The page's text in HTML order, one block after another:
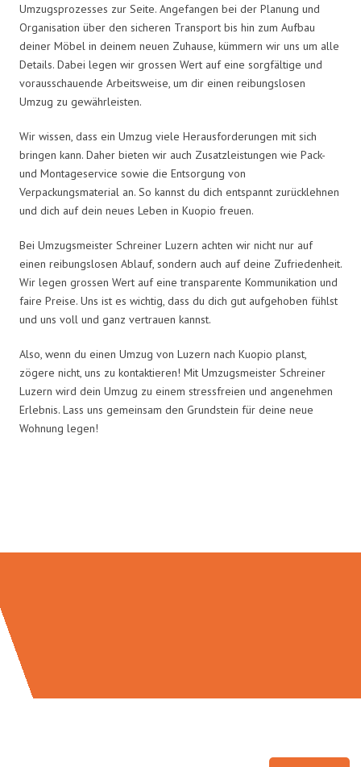
Umzugsprozesses zur Seite. Angefangen bei der Planung und
Organisation über den sicheren Transport bis hin zum Aufbau
deiner Möbel in deinem neuen Zuhause, kümmern wir uns um alle
Details. Dabei legen wir grossen Wert auf eine sorgfältige und
vorausschauende Arbeitsweise, um dir einen reibungslosen
Umzug zu gewährleisten.
Wir wissen, dass ein Umzug viele Herausforderungen mit sich
bringen kann. Daher bieten wir auch Zusatzleistungen wie Pack-
und Montageservice sowie die Entsorgung von
Verpackungsmaterial an. So kannst du dich entspannt zurücklehnen
und dich auf dein neues Leben in Kuopio freuen.
Bei Umzugsmeister Schreiner Luzern achten wir nicht nur auf
einen reibungslosen Ablauf, sondern auch auf deine Zufriedenheit.
Wir legen grossen Wert auf eine transparente Kommunikation und
faire Preise. Uns ist es wichtig, dass du dich gut aufgehoben fühlst
und uns voll und ganz vertrauen kannst.
Also, wenn du einen Umzug von Luzern nach Kuopio planst,
zögere nicht, uns zu kontaktieren! Mit Umzugsmeister Schreiner
Luzern wird dein Umzug zu einem stressfreien und angenehmen
Erlebnis. Lass uns gemeinsam den Grundstein für deine neue
Wohnung legen!